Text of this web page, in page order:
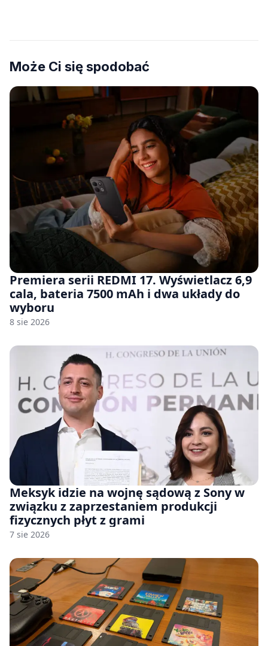
Może Ci się spodobać
Premiera serii REDMI 17. Wyświetlacz 6,9
cala, bateria 7500 mAh i dwa układy do
wyboru
8 sie 2026
Meksyk idzie na wojnę sądową z Sony w
związku z zaprzestaniem produkcji
fizycznych płyt z grami
7 sie 2026